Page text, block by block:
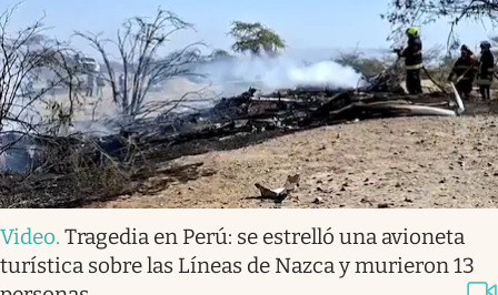
Video. Tragedia en Perú: se estrelló una avioneta
turística sobre las Líneas de Nazca y murieron 13